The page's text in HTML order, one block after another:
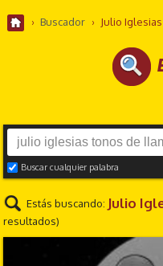
› Buscador › Julio
Buscar cualquier palabra
Estás buscando: Julio
resultados)